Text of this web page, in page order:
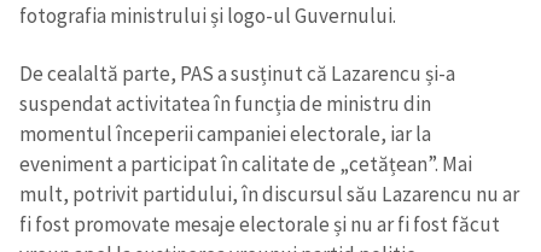
fotografia ministrului și logo-ul Guvernului.
De cealaltă parte, PAS a susținut că Lazarencu și-a
suspendat activitatea în funcția de ministru din
momentul începerii campaniei electorale, iar la
eveniment a participat în calitate de „cetățean”. Mai
mult, potrivit partidului, în discursul său Lazarencu nu ar
fi fost promovate mesaje electorale și nu ar fi fost făcut